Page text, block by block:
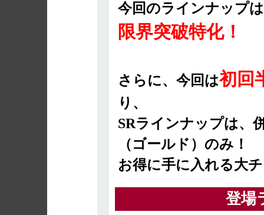
今回のラインナップは
限界突破特化！
さらに、今回は初回
り、
SRラインナップは、
（ゴールド）のみ！
お得に手に入れる大
登場